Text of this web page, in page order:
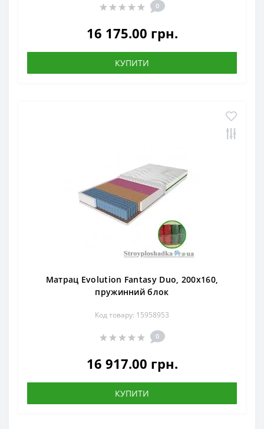
0
16 175.00 грн.
КУПИТИ
Матрац Evolution Fantasy Duo, 200x160,
пружинний блок
Код товару: 15958953
0
16 917.00 грн.
КУПИТИ